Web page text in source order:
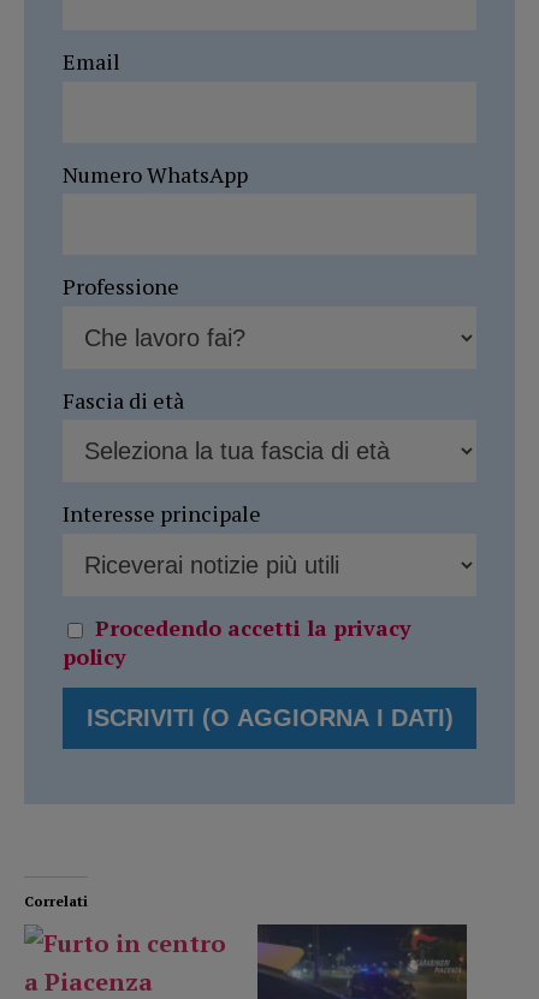
Email
Numero WhatsApp
Professione
Fascia di età
Interesse principale
Procedendo accetti la privacy
policy
Correlati